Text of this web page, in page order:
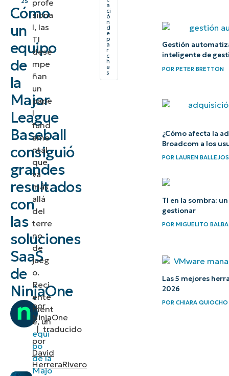
Cómo
un
equipo
de
la
Major
League
Baseball
consiguió
grandes
resultados
con
las
soluciones
SaaS
de
NinjaOne
por
NinjaOne
| traducido
por
David
HerreraRivero
La
Operaciones
de TI más
rápidas
Resultados
revolucionarios
profe
siona
l, las
TI
dese
mpe
ñan
un
pape
l
fund
ame
ntal
que
va
más
allá
del
terre
no
de
jueg
o.
Reci
ente
ment
e, un
equi
po
de la
Majo
a
ci
ó
n
d
e
p
a
r
c
h
e
s
Gestión
inteligente de
POR PETER BRETTON
¿Cómo afecta la
Broadcom a los
PORLAUREN BALLEJOS
TI en la sombra:
gestionar
PORMIGUELITO BALBA
Las 5 mejores
2026
PORCHIARA QUIOCHO